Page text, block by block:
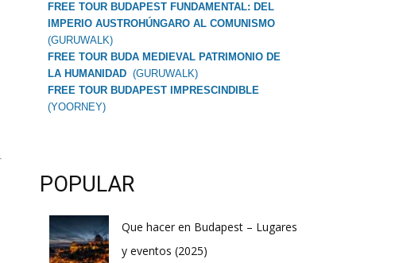
FREE TOUR BUDAPEST FUNDAMENTAL: DEL
IMPERIO AUSTROHÚNGARO AL COMUNISMO
(GURUWALK)
FREE TOUR BUDA MEDIEVAL PATRIMONIO DE
LA HUMANIDAD (GURUWALK)
FREE TOUR BUDAPEST IMPRESCINDIBLE
(YOORNEY)
POPULAR
Que hacer en Budapest – Lugares
y eventos (2025)